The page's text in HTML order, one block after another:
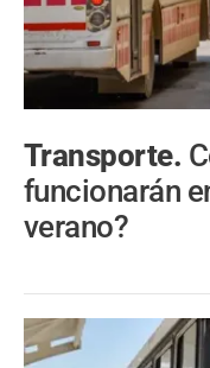
Transporte.
funcionarán
verano?